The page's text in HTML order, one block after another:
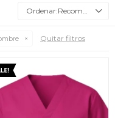
Recomendados
Quitar filtros